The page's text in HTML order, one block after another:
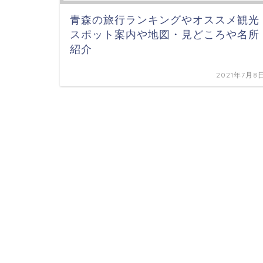
青森の旅行ランキングやオススメ観光
スポット案内や地図・見どころや名所
紹介
2021年7月8